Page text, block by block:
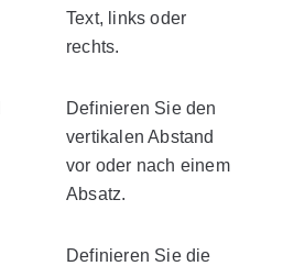
Text, links oder
rechts.
Definieren Sie den
vertikalen Abstand
vor oder nach einem
Absatz.
Definieren Sie die